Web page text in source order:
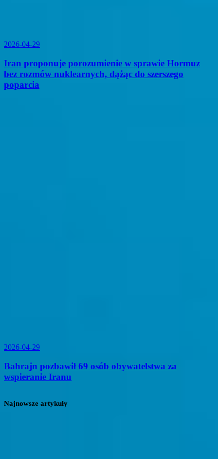
2026-04-29
Iran proponuje porozumienie w sprawie Hormuz
bez rozmów nuklearnych, dążąc do szerszego
poparcia
2026-04-29
Bahrajn pozbawił 69 osób obywatelstwa za
wspieranie Iranu
Najnowsze artykuły